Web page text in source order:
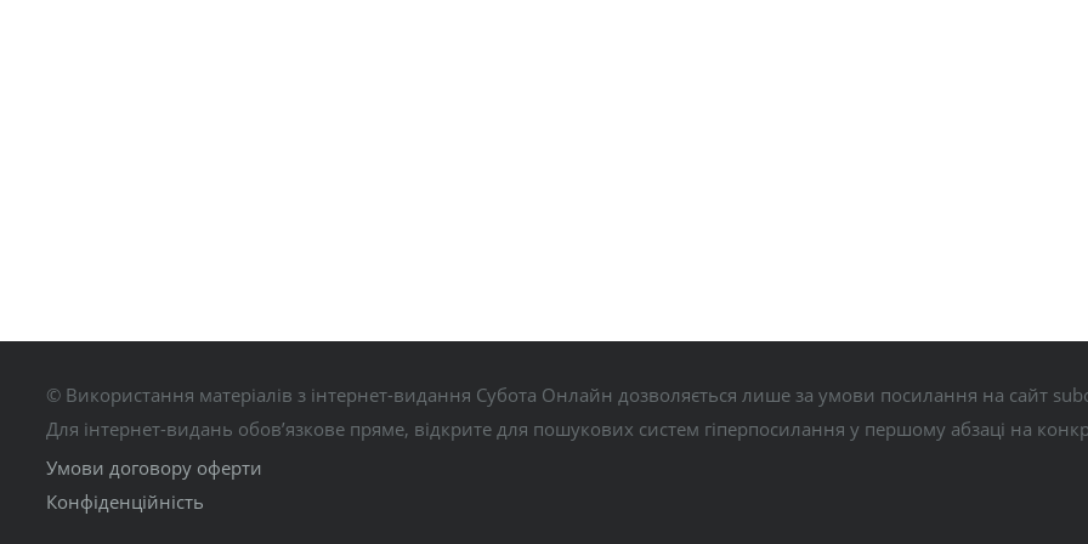
© Використання матеріалів з інтернет-видання Субота Онлайн дозволяється лише за умови посилання на сайт
Для інтернет-видань обов’язкове пряме, відкрите для пошукових систем гіперпосилання у першому абзаці на
Умови договору оферти
Конфіденційність